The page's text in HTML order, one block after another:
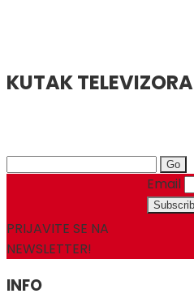
KUTAK TELEVIZORA
Search
PRIJAVITE SE NA
NEWSLETTER!
Email
INFO